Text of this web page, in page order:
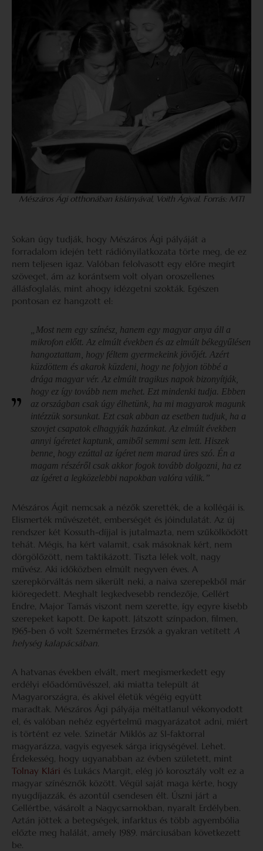
Mészáros Ági otthonában kislányával, Voith Ágival. Forrás: MTI
Sokan úgy tudják, hogy Mészáros Ági pályáját a
forradalom idején tett rádiónyilatkozata törte meg, de ez
nem teljesen igaz. Valóban felolvasott egy előre megírt
szöveget, ám az korántsem volt olyan oroszellenes
állásfoglalás, mint ahogy idézgetni szokták. Egészen
pontosan ez hangzott el:
„Most nem egy színész, hanem egy magyar anya áll a
mikrofon előtt. Az elmúlt években és az elmúlt békegyűlésen
hangoztattam, hogy féltem gyermekeink jövőjét. Azért
küzdöttem és akarok küzdeni, hogy ne folyjon többé a
drága magyar vér. Az elmúlt tragikus napok bizonyítják,
hogy ez így tovább nem mehet. Ezt mindenki tudja. Ebben
az országban csak úgy élhetünk, ha mi magyarok magunk
intézzük sorsunkat. Ezt csak abban az esetben tudjuk, ha a
szovjet csapatok elhagyják hazánkat. Az elmúlt években
annyi ígéretet kaptunk, amiből semmi sem lett. Hiszek
benne, hogy ezúttal az ígéret nem marad üres szó. Én a
magam részéről csak akkor fogok tovább dolgozni, ha ez
az ígéret a legközelebbi napokban valóra válik.”
Mészáros Ágit nemcsak a nézők szerették, de a kollégái is.
Elismerték művészetét, emberségét és jóindulatát. Az új
rendszer két Kossuth-díjjal is jutalmazta, nem szűkölködött
tehát. Mégis, ha kért valamit, csak másoknak kért, nem
dörgölőzött, nem taktikázott. Tiszta lélek volt, nagy
művész. Aki időközben elmúlt negyven éves. A
szerepkörváltás nem sikerült neki, a naiva szerepekből már
kiöregedett. Meghalt legkedvesebb rendezője, Gellért
Endre, Major Tamás viszont nem szerette, így egyre kisebb
szerepeket kapott. De kapott. Játszott színpadon, filmen,
1965-ben ő volt Szemérmetes Erzsók a gyakran vetített A
helység kalapácsában
A hatvanas években elvált, mert megismerkedett egy
erdélyi előadóművésszel, aki miatta települt át
Magyarországra, és akivel életük végéig együtt
maradtak. Mészáros Ági pályája méltatlanul vékonyodott
el, és valóban nehéz egyértelmű magyarázatot adni, miért
is történt ez vele. Szinetár Miklós az SI-faktorral
magyarázza, vagyis egyesek sárga irigységével. Lehet.
Érdekesség, hogy ugyanabban az évben született, mint
Tolnay Klári és Lukács Margit, elég jó korosztály volt ez a
magyar színésznők között. Végül saját maga kérte, hogy
nyugdíjazzák, és azontúl csendesen élt. Úszni járt a
Gellértbe, vásárolt a Nagycsarnokban, nyaralt Erdélyben.
Aztán jöttek a betegségek, infarktus és több agyembólia
előzte meg halálát, amely 1989. márciusában következett
be.